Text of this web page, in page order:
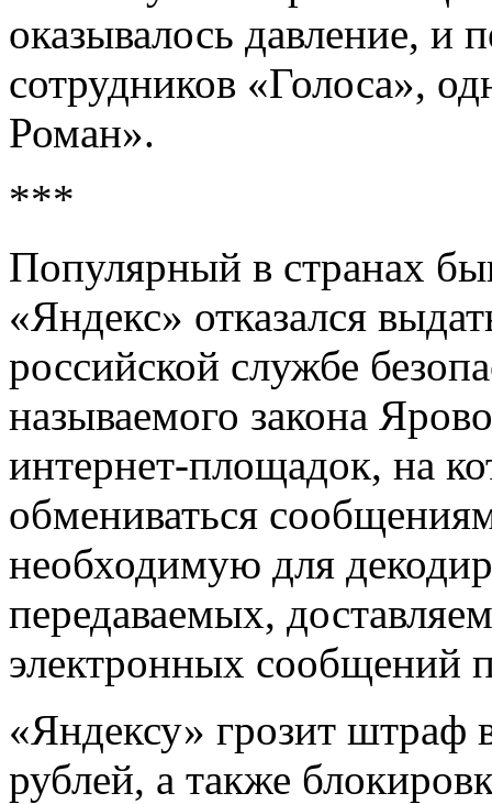
оказывалось давление, и
сотрудников «Голоса»,
Роман».
***
Популярный в странах
«Яндекс» отказался
российской службе
называемого закона
интернет-площадок, на
обмениваться
необходимую для
передаваемых,
электронных сообщений
«Яндексу» грозит штраф
рублей, а также